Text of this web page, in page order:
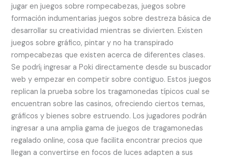
jugar en juegos sobre rompecabezas, juegos sobre
formación indumentarias juegos sobre destreza básica de
desarrollar su creatividad mientras se divierten. Existen
juegos sobre gráfico, pintar y no ha transpirado
rompecabezas que existen acerca de diferentes clases.
Se podrí¡ ingresar a Poki directamente desde su buscador
web y empezar en competir sobre contiguo. Estos juegos
replican la prueba sobre los tragamonedas tí­picos cual se
encuentran sobre las casinos, ofreciendo ciertos temas,
gráficos y bienes sobre estruendo. Los jugadores podrán
ingresar a una amplia gama de juegos de tragamonedas
regalado online, cosa que facilita encontrar precios que
llegan a convertirse en focos de luces adapten a sus